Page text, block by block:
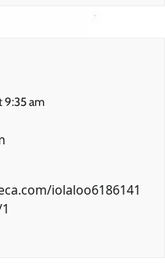
9:35 am
iolaloo6186141